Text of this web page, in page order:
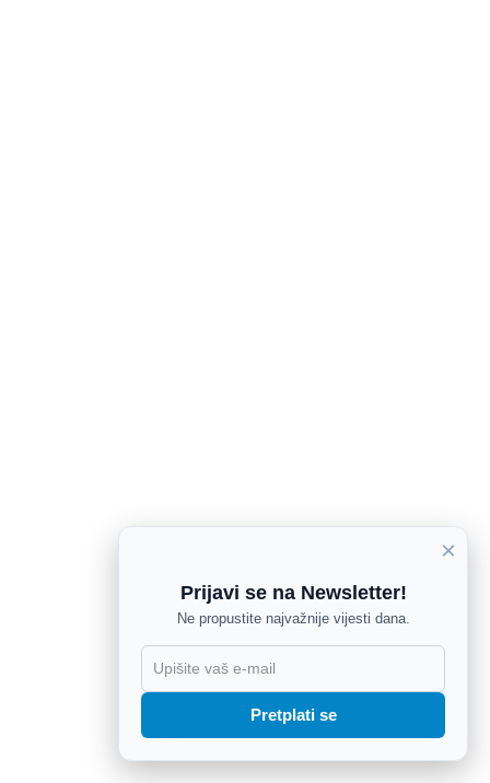
×
Prijavi se na Newsletter!
Ne propustite najvažnije vijesti dana.
Pretplati se